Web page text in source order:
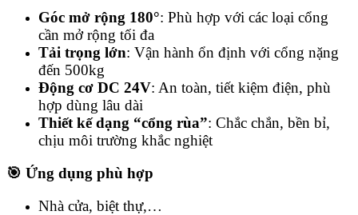
Góc mở rộng 180°: Phù hợp với các loại cổng
cần mở rộng tối đa
Tải trọng lớn: Vận hành ổn định với cổng nặng
đến 500kg
Động cơ DC 24V: An toàn, tiết kiệm điện, phù
hợp dùng lâu dài
Thiết kế dạng “cổng rùa”: Chắc chắn, bền bỉ,
chịu môi trường khắc nghiệt
🎯 Ứng dụng phù hợp
Nhà cửa, biệt thự,…